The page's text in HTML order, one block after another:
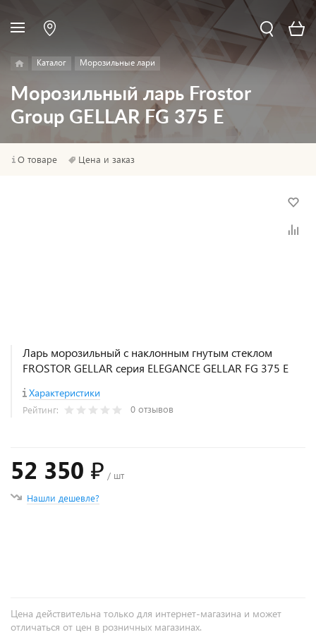
Каталог Морозильные лари
Морозильный ларь Frostor
Group GELLAR FG 375 E
О товаре Цена и заказ
Ларь морозильный с наклонным гнутым стеклом
FROSTOR GELLAR серия ELEGANCE GELLAR FG 375 E
Характеристики
Рейтинг: 0 отзывов
52 350 ₽ / шт
Нашли дешевле?
Цена действительна только для интернет-магазина и может
отличаться от цен в розничных магазинах.